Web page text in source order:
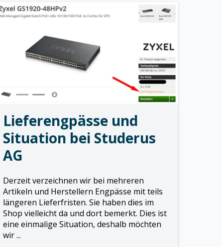
Lieferengpässe und
Situation bei Studerus
AG
Derzeit verzeichnen wir bei mehreren
Artikeln und Herstellern Engpässe mit teils
längeren Lieferfristen. Sie haben dies im
Shop vielleicht da und dort bemerkt. Dies ist
eine einmalige Situation, deshalb möchten
wir ...